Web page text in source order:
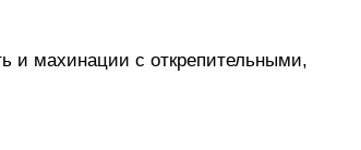
и махинации с открепительными,